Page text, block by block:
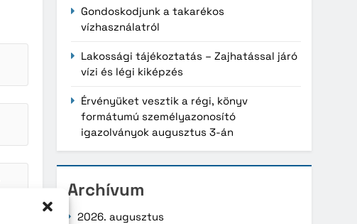
Gondoskodjunk a takarékos
vízhasználatról
Lakossági tájékoztatás – Zajhatással járó
vízi és légi kiképzés
Érvényüket vesztik a régi, könyv
formátumú személyazonosító
igazolványok augusztus 3-án
Archívum
2026. augusztus